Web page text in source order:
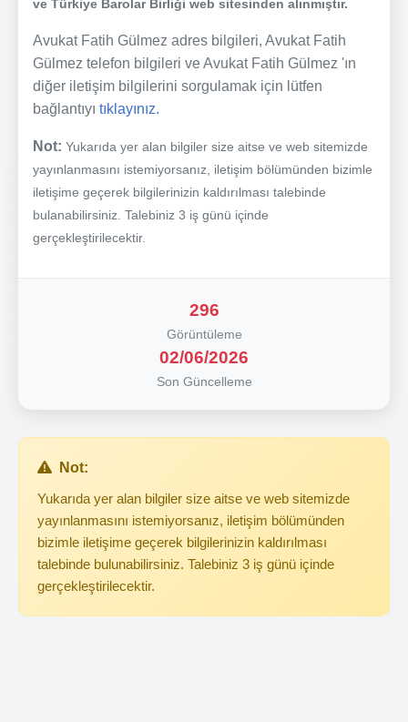
ve Türkiye Barolar Birliği web sitesinden alınmıştır.
Avukat Fatih Gülmez adres bilgileri, Avukat Fatih
Gülmez telefon bilgileri ve Avukat Fatih Gülmez 'ın
diğer iletişim bilgilerini sorgulamak için lütfen
bağlantıyı tıklayınız.
Not: Yukarıda yer alan bilgiler size aitse ve web sitemizde
yayınlanmasını istemiyorsanız, iletişim bölümünden bizimle
iletişime geçerek bilgilerinizin kaldırılması talebinde
bulanabilirsiniz. Talebiniz 3 iş günü içinde
gerçekleştirilecektir.
296
Görüntüleme
02/06/2026
Son Güncelleme
Not:
Yukarıda yer alan bilgiler size aitse ve web sitemizde
yayınlanmasını istemiyorsanız, iletişim bölümünden
bizimle iletişime geçerek bilgilerinizin kaldırılması
talebinde bulunabilirsiniz. Talebiniz 3 iş günü içinde
gerçekleştirilecektir.